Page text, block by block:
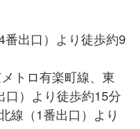
出口）より徒歩約9
トロ有楽町線、東
口）より徒歩約15分
線（1番出口）より